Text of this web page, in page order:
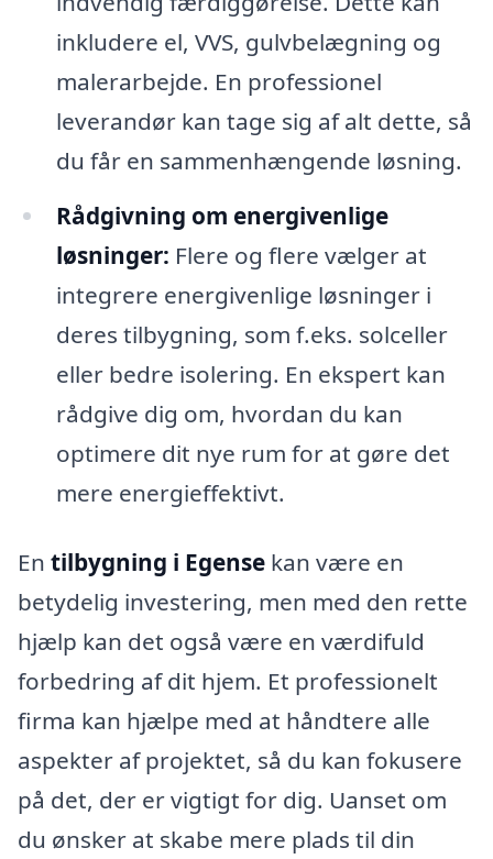
inkludere el, VVS, gulvbelægning og
malerarbejde. En professionel
leverandør kan tage sig af alt dette, så
du får en sammenhængende løsning.
Rådgivning om energivenlige
løsninger: Flere og flere vælger at
integrere energivenlige løsninger i
deres tilbygning, som f.eks. solceller
eller bedre isolering. En ekspert kan
rådgive dig om, hvordan du kan
optimere dit nye rum for at gøre det
mere energieffektivt.
En tilbygning i Egense kan være en
betydelig investering, men med den rette
hjælp kan det også være en værdifuld
forbedring af dit hjem. Et professionelt
firma kan hjælpe med at håndtere alle
aspekter af projektet, så du kan fokusere
på det, der er vigtigt for dig. Uanset om
du ønsker at skabe mere plads til din